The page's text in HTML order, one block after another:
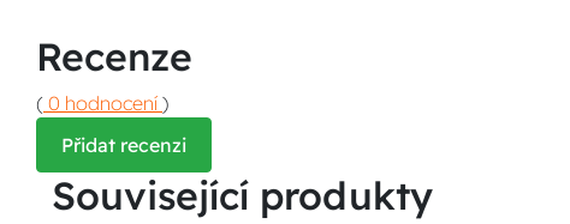
Recenze
( 0 hodnocení )
Přidat recenzi
Související produkty